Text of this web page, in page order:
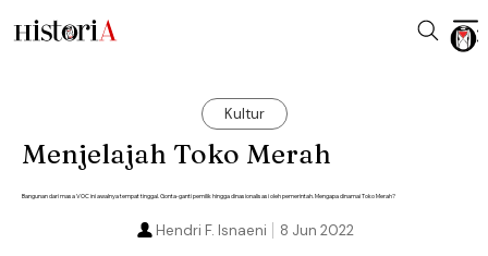
Kultur
Menjelajah Toko Merah
Bangunan dari masa VOC ini awalnya tempat tinggal. Gonta-ganti pemilik hingga dinasionalisasi oleh pemerintah. Mengapa dinamai Toko Merah?
8 Jun 2022
Hendri F. Isnaeni